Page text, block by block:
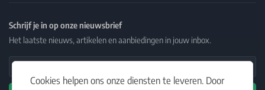
Cookies helpen ons onze diensten te leveren. Door
Schrijf je in op onze nieuwsbrief
Het laatste nieuws, artikelen en aanbiedingen in jouw inbox.
Email Address